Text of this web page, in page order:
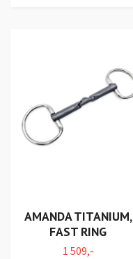
AMANDA TITANIUM,
FAST RING
1 509,-